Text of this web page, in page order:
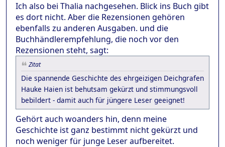
Ich also bei Thalia nachgesehen. Blick ins Buch gibt
es dort nicht. Aber die Rezensionen gehören
ebenfalls zu anderen Ausgaben. und die
Buchhändlerempfehlung, die noch vor den
Rezensionen steht, sagt:
Zitat
Die spannende Geschichte des ehrgeizigen Deichgrafen
Hauke Haien ist behutsam gekürzt und stimmungsvoll
bebildert - damit auch für jüngere Leser geeignet!
Gehört auch woanders hin, denn meine
Geschichte ist ganz bestimmt nicht gekürzt und
noch weniger für junge Leser aufbereitet.